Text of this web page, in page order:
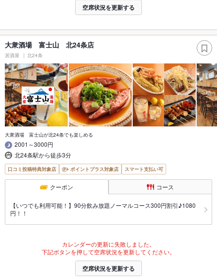
空席状況を更新する
大衆酒場 富士山 北24条店
居酒屋 北24条
大衆酒場 富士山が北24条でも楽しめる
2001～3000円
北24条駅から徒歩3分
口コミ投稿特典対象店 ポイントプラス対象店 スマート支払い可
クーポン コース
【いつでも利用可能！】90分飲み放題ノーマルコース300円割引♪1080
円！！
カレンダーの更新に失敗しました。
下記ボタンを押して空席状況を更新してください。
空席状況を更新する